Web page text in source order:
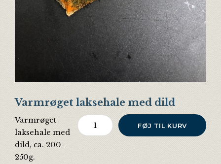
Varmrøget laksehale med dild
Varmrøget
laksehale med
dild, ca. 200-
250g.
Varmrøget laksehale med dild antal
FØJ TIL KURV